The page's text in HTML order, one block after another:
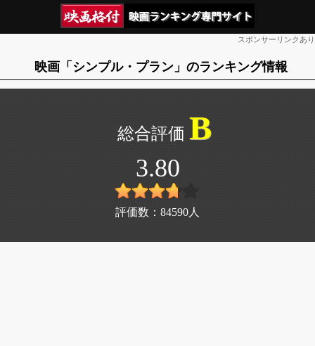
スポンサーリンクあり
映画「シンプル・プラン」のランキング情報
B
3.80
評価数： 84590 人